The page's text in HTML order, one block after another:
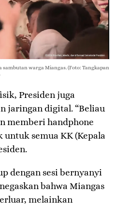
warga Miangas. (Foto: Tangkapan
Presiden juga
jaringan digital. “Beliau
memberi handphone
semua KK (Kepala
dengan sesi bernyanyi
bahwa Miangas
melainkan